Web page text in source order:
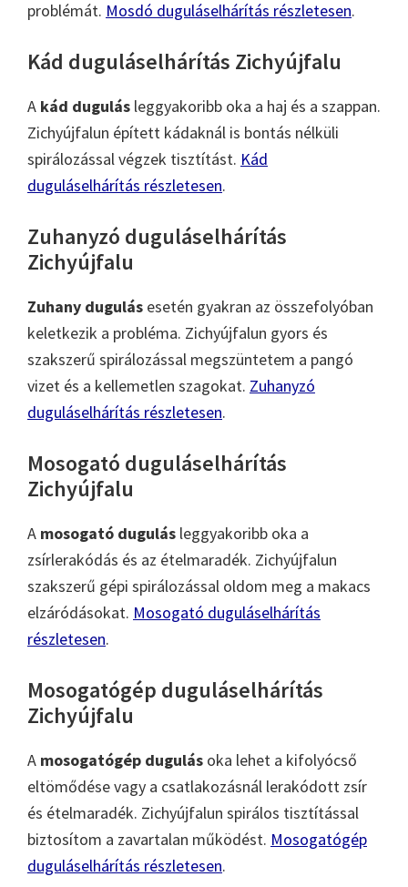
problémát. Mosdó duguláselhárítás részletesen.
Kád duguláselhárítás Zichyújfalu
A kád dugulás leggyakoribb oka a haj és a szappan.
Zichyújfalun épített kádaknál is bontás nélküli
spirálozással végzek tisztítást. Kád
duguláselhárítás részletesen.
Zuhanyzó duguláselhárítás
Zichyújfalu
Zuhany dugulás esetén gyakran az összefolyóban
keletkezik a probléma. Zichyújfalun gyors és
szakszerű spirálozással megszüntetem a pangó
vizet és a kellemetlen szagokat. Zuhanyzó
duguláselhárítás részletesen.
Mosogató duguláselhárítás
Zichyújfalu
A mosogató dugulás leggyakoribb oka a
zsírlerakódás és az ételmaradék. Zichyújfalun
szakszerű gépi spirálozással oldom meg a makacs
elzáródásokat. Mosogató duguláselhárítás
részletesen.
Mosogatógép duguláselhárítás
Zichyújfalu
A mosogatógép dugulás oka lehet a kifolyócső
eltömődése vagy a csatlakozásnál lerakódott zsír
és ételmaradék. Zichyújfalun spirálos tisztítással
biztosítom a zavartalan működést. Mosogatógép
duguláselhárítás részletesen.